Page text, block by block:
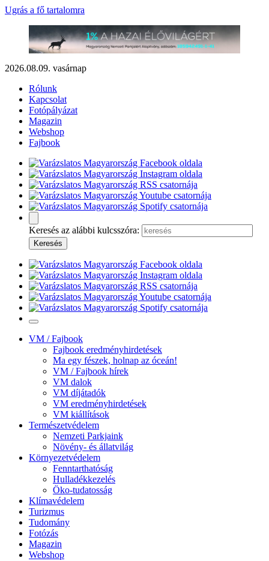
Ugrás a fő tartalomra
2026.08.09. vasárnap
Rólunk
Kapcsolat
Fotópályázat
Magazin
Webshop
Fajbook
Keresés az alábbi kulcsszóra:
VM / Fajbook
Fajbook eredményhirdetések
Ma egy fészek, holnap az óceán!
VM / Fajbook hírek
VM dalok
VM díjátadók
VM eredményhirdetések
VM kiállítások
Természetvédelem
Nemzeti Parkjaink
Növény- és állatvilág
Környezetvédelem
Fenntarthatóság
Hulladékkezelés
Öko-tudatosság
Klímavédelem
Turizmus
Tudomány
Fotózás
Magazin
Webshop